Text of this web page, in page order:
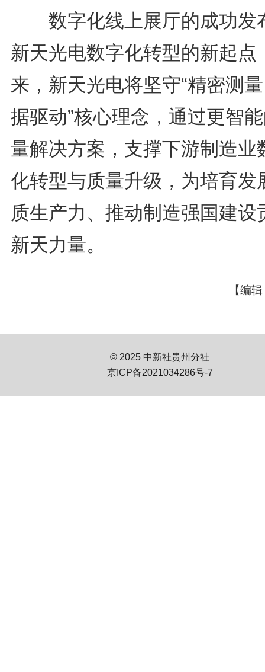
数字化线上展厅的成功发
新天光电数字化转型的新起点
来，新天光电将坚守“精密测
据驱动”核心理念，通过更智
量解决方案，支撑下游制造业
化转型与质量升级，为培育发
质生产力、推动制造强国建设
新天力量。
【编
© 2025 中新社贵州分社
京ICP备2021034286号-7